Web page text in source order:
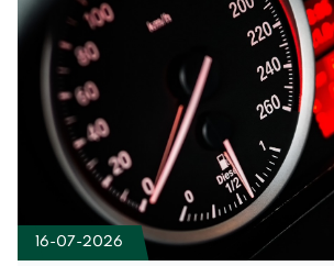
16-07-2026